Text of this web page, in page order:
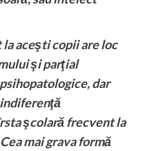
aceşti copii are loc
şi parţial
dar
şcolară frecvent la
mai grava formă